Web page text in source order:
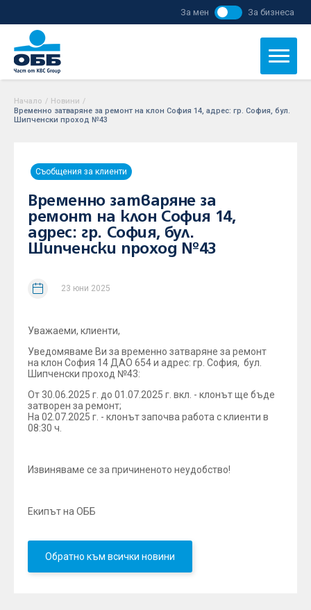
За мен За бизнеса
Начало / Новини /
Временно затваряне за ремонт на клон София 14, адрес: гр. София, бул.
Шипченски проход №43
Съобщения за клиенти
Временно затваряне за
ремонт на клон София 14,
адрес: гр. София, бул.
Шипченски проход №43
23 юни 2025
Уважаеми, клиенти,
Уведомяваме Ви за временно затваряне за ремонт
на клон София 14 ДАО 654 и адрес: гр. София, бул.
Шипченски проход №43:
От 30.06.2025 г. до 01.07.2025 г. вкл. - клонът ще бъде
затворен за ремонт;
На 02.07.2025 г. - клонът започва работа с клиенти в
08:30 ч.
Извиняваме се за причиненото неудобство!
Екипът на ОББ
Обратно към всички новини